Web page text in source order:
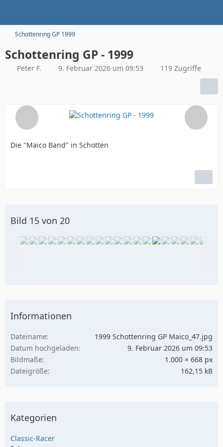
Schottenring GP 1999
Schottenring GP - 1999
Peter F. 9. Februar 2026 um 09:53 119 Zugriffe
Die "Maico Band" in Schotten
Bild 15 von 20
Informationen
Dateiname
1999 Schottenring GP Maico_47.jpg
Datum hochgeladen
9. Februar 2026 um 09:53
Bildmaße
1.000 × 668 px
Dateigröße
162,15 kB
Kategorien
Classic-Racer